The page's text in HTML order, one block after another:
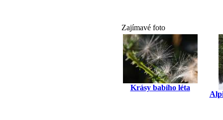
Zajímavé foto
Krásy babího léta